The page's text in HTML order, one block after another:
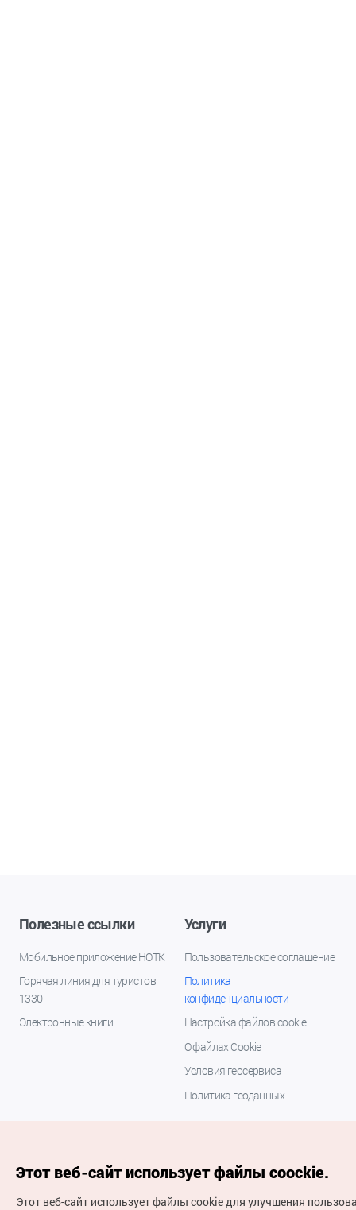
Полезные ссылки
Мобильное приложение НОТК
Горячая линия для туристов
1330
Электронные книги
Услуги
Пользовательское соглашение
Политика
конфиденциальности
Настройка файлов cookie
О файлах Cookie
Условия геосервиса
Политика геоданных
Этот веб-сайт использует файлы coockie.
Этот веб-сайт использует файлы cookie для улучшения